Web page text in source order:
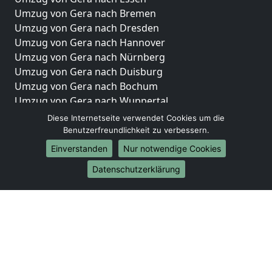
Umzug von Gera nach Bremen
Umzug von Gera nach Dresden
Umzug von Gera nach Hannover
Umzug von Gera nach Nürnberg
Umzug von Gera nach Duisburg
Umzug von Gera nach Bochum
Umzug von Gera nach Wuppertal
Umzug von Gera nach Bielefeld
Umzug von Gera nach Bonn
Umzug von Gera nach Münster
Internationale-Umzüge
Umzug von Gera nach Brasilien
Diese Internetseite verwendet Cookies um die
Benutzerfreundlichkeit zu verbessern.
Einverstanden
Nur notwendige Cookies
Datenschutzerklärung